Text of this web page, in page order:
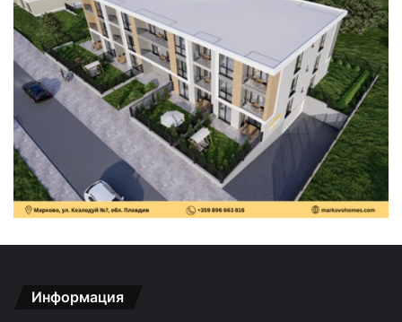
Информация